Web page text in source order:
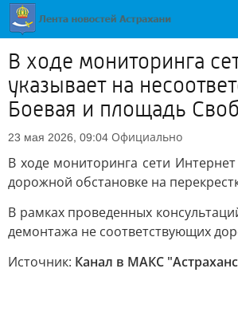
В ходе мониторинга
указывает на
Боевая и площадь
23 мая 2026, 09:04 Официально
В ходе мониторинга сети
дорожной обстановке на
В рамках проведенных
демонтажа не соответствующих
Источник: Канал в МАКС